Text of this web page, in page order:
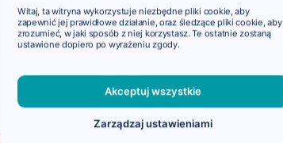
Witaj, ta witryna wykorzystuje niezbędne pliki cookie, aby
zapewnić jej prawidłowe działanie, oraz śledzące pliki cookie, aby
zrozumieć, w jaki sposób z niej korzystasz. Te ostatnie zostaną
ustawione dopiero po wyrażeniu zgody.
Akceptuj wszystkie
Zarządzaj ustawieniami